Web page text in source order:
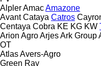
AlplerAmacAmazone
Avant Cataya Catros
Centaya Cobra KE KG KW
Arion AgroArjesArk Group
OT
AtlasAvers-Agro
Green Ray